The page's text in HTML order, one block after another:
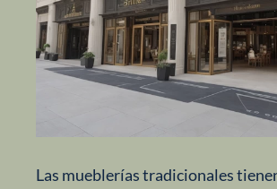
Las mueblerías tradicionales